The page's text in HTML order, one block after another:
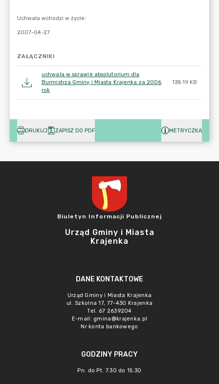
ZAŁĄCZNIKI
uchwała w sprawie absolutorium dla
Burmistrza Gminy i Miasta Krajenka za 2006
rok
138.19 KB
DRUKUJ ZAPISZ DO PDF METRYCZKA
Biuletyn Informacji Publicznej
Urząd Gminy i Miasta
Krajenka
DANE KONTAKTOWE
Urząd Gminy i Miasta Krajenka
ul. Szkolna 17, 77-430 Krajenka
Tel. 67 2639204
E-mail: gmina@krajenka.pl
Nr konta bankowego
GODZINY PRACY
Pn. do Pt. 7.30 do 15.30